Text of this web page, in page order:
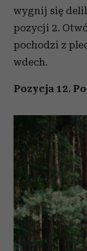
wygnij się
pozycji 2.
pochodzi z
wdech.
Pozycja 12.